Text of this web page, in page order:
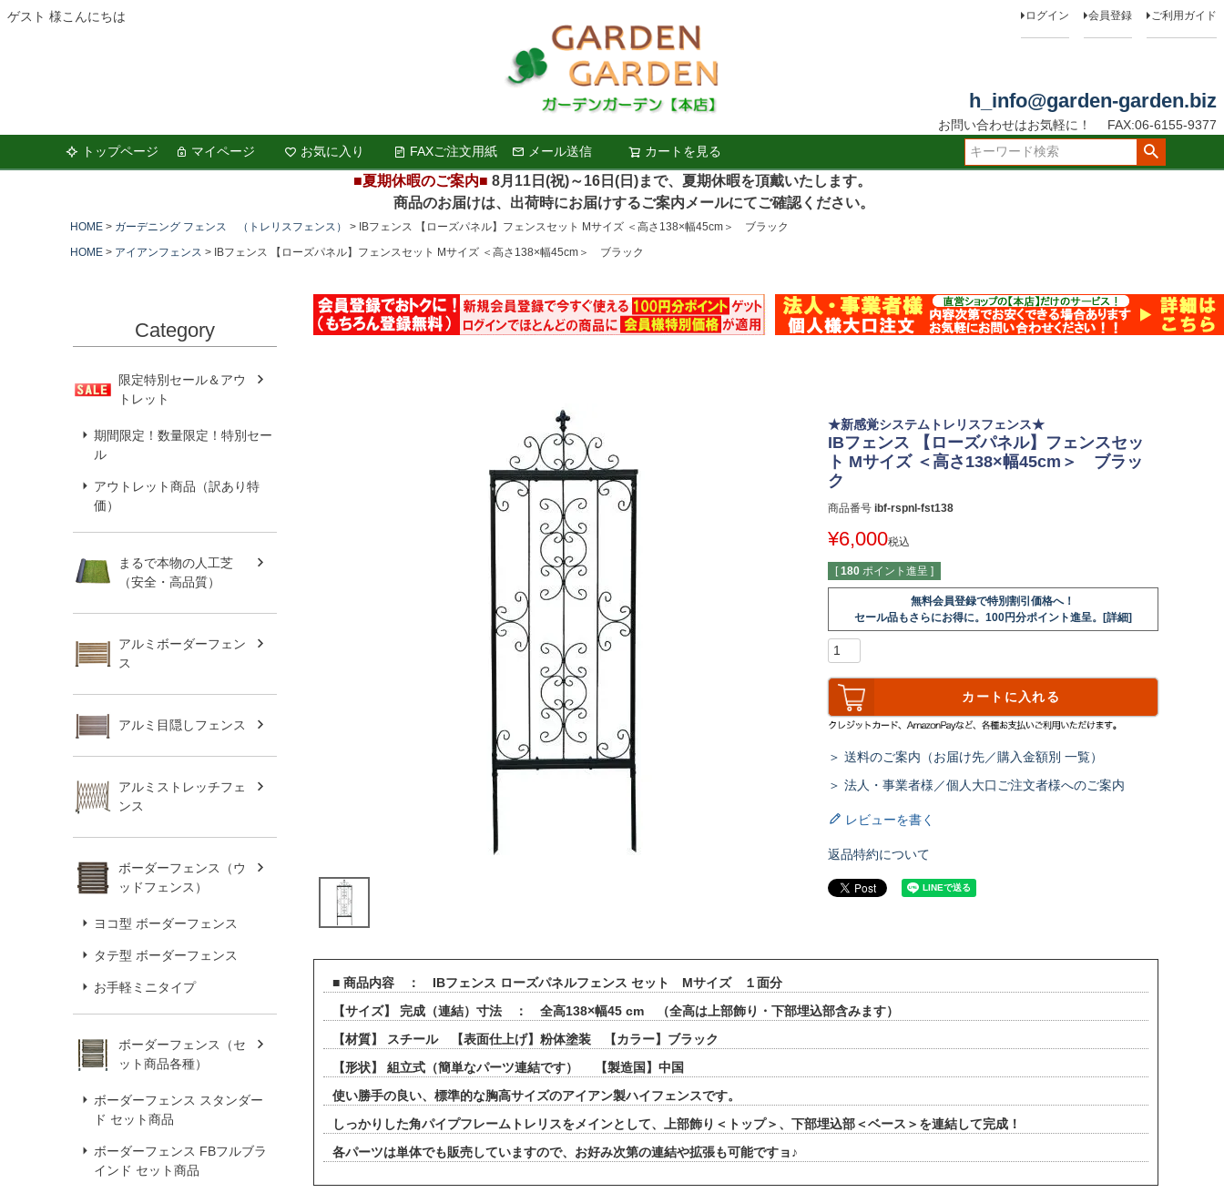
ゲスト 様こんにちは ログイン 会員登録 ご利用ガイド
h_info@garden-garden.biz
お問い合わせはお気軽に！
FAX:06-6155-9377
トップページ
マイページ お気に入り FAXご注文用紙 メール送信 カートを見る
検索
■夏期休暇のご案内■ 8月11日(祝)～16日(日)まで、夏期休暇を頂戴いたします。
商品のお届けは、出荷時にお届けするご案内メールにてご確認ください。
HOME ガーデニング フェンス （トレリスフェンス）
IBフェンス 【ローズパネル】フェンスセット Мサイズ ＜高さ138×幅45cm＞ ブラック
HOME
アイアンフェンス IBフェンス 【ローズパネル】フェンスセット Мサイズ ＜高さ138×幅45cm＞ ブラック
Category
限定特別セール＆アウ
トレット
期間限定！数量限定！特別セー
ル
アウトレット商品（訳あり特
価）
まるで本物の人工芝
（安全・高品質）
アルミボーダーフェン
ス
アルミ目隠しフェンス
アルミストレッチフェ
ンス
ボーダーフェンス（ウ
ッドフェンス）
ヨコ型 ボーダーフェンス
タテ型 ボーダーフェンス
お手軽ミニタイプ
ボーダーフェンス（セ
ット商品各種）
ボーダーフェンス スタンダー
ド セット商品
ボーダーフェンス FBフルブラ
インド セット商品
★新感覚システムトレリスフェンス★
IBフェンス 【ローズパネル】フェンスセッ
ト Мサイズ ＜高さ138×幅45cm＞ ブラッ
ク
商品番号 ibf-rspnl-fst138
¥6,000税込
[ 180 ポイント進呈 ]
無料会員登録で特別割引価格へ！
セール品もさらにお得に。100円分ポイント進呈。[詳細]
カートに入れる
＞ 送料のご案内（お届け先／購入金額別 一覧）
＞ 法人・事業者様／個人大口ご注文者様へのご案内
レビューを書く
返品特約について
■ 商品内容 ： IBフェンス ローズパネルフェンス セット Mサイズ １面分
【サイズ】 完成（連結）寸法 ： 全高138×幅45 cm （全高は上部飾り・下部埋込部含みます）
【材質】 スチール 【表面仕上げ】粉体塗装 【カラー】ブラック
【形状】 組立式（簡単なパーツ連結です） 【製造国】中国
使い勝手の良い、標準的な胸高サイズのアイアン製ハイフェンスです。
しっかりした角パイプフレームトレリスをメインとして、上部飾り＜トップ＞、下部埋込部＜ベース＞を連結して完成！
各パーツは単体でも販売していますので、お好み次第の連結や拡張も可能ですョ♪